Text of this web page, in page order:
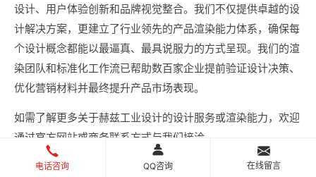
设计、用户体验创新和品牌视觉整合。我们不仅提供卓越的设
计解决方案，更建立了行业领先的产品渲染能力体系，确保每
个设计概念都能以最逼真、最具说服力的方式呈现。我们的渲
染团队和标准化工作流已帮助数百家企业提前验证设计决策、
优化营销材料并最终提升产品市场表现。
如需了解更多关于赫兹工业设计的设计服务或渲染能力，欢迎
通过官方网站或商务联系方式与我们接洽。
电话咨询 QQ咨询 在线留言